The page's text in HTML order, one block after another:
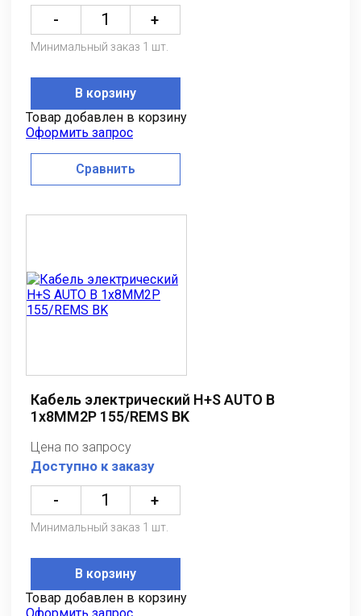
- +
Минимальный заказ 1 шт.
В корзину
Товар добавлен в корзину
Оформить запрос
Сравнить
Кабель электрический H+S AUTO B
1x8MM2P 155/REMS BK
Цена по запросу
Доступно к заказу
- +
Минимальный заказ 1 шт.
В корзину
Товар добавлен в корзину